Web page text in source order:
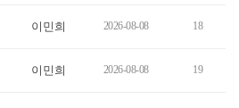
이민희 2026-08-08 18
이민희 2026-08-08 19